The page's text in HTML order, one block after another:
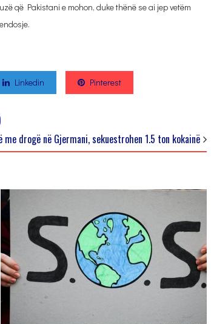
që Pakistani e mohon, duke thënë se ai jep vetëm
Linkedin Pinterest
drogë në Gjermani, sekuestrohen 1.5 ton kokainë